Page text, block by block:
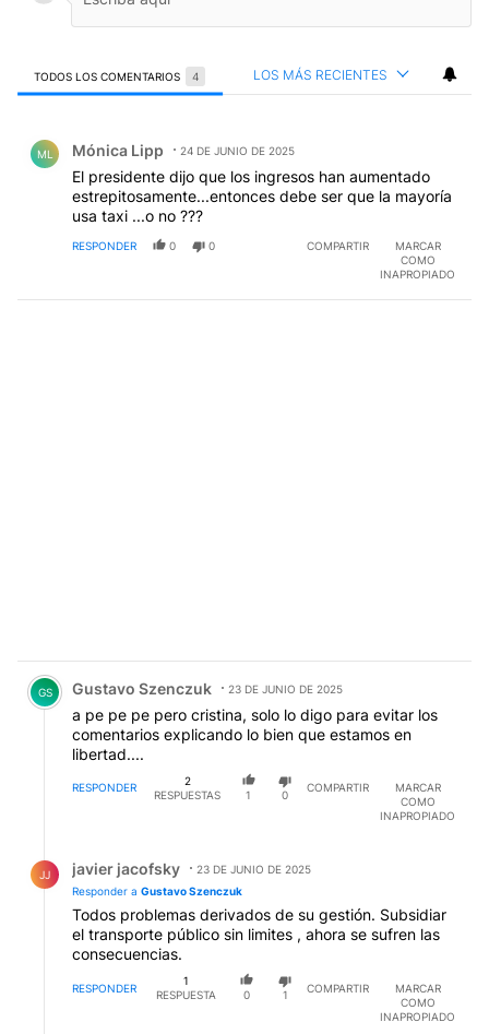
TODOS LOS COMENTARIOS 4 LOS MÁS RECIENTES
ML Mónica Lipp 24 DE JUNIO DE 2025
El presidente dijo que los ingresos han aumentado
estrepitosamente...entonces debe ser que la mayoría
usa taxi ...o no ???
RESPONDER 0 0 COMPARTIR
MARCAR
COMO
INAPROPIADO
Comentario de Gustavo Szenczuk.
GS Gustavo Szenczuk 23 DE JUNIO DE 2025
a pe pe pe pero cristina, solo lo digo para evitar los
comentarios explicando lo bien que estamos en
libertad....
RESPONDER
2
RESPUESTAS
1 0
COMPARTIR
MARCAR
COMO
INAPROPIADO
JJ javier jacofsky
23 DE JUNIO DE 2025
Responder a Gustavo Szenczuk
Todos problemas derivados de su gestión. Subsidiar
el transporte público sin limites , ahora se sufren las
consecuencias.
RESPONDER
1
RESPUESTA
0 1
COMPARTIR
MARCAR
COMO
INAPROPIADO